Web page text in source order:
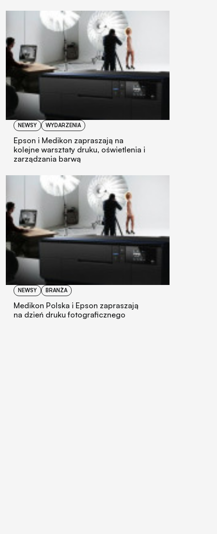
NEWSY WYDARZENIA
Epson i Medikon zapraszają na
kolejne warsztaty druku, oświetlenia i
zarządzania barwą
NEWSY BRANŻA
Medikon Polska i Epson zapraszają
na dzień druku fotograficznego